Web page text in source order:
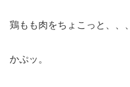
鶏もも肉をちょこっと、、、
かぷッ。